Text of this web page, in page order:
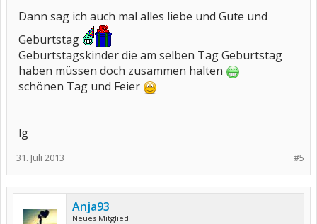
Dann sag ich auch mal alles liebe und Gute und
Geburtstag
Geburtstagskinder die am selben Tag Geburtstag
haben müssen doch zusammen halten
schönen Tag und Feier
lg
#5
31. Juli 2013
Anja93
Neues Mitglied